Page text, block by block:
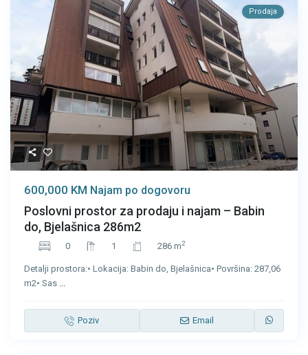
Prodaja
600,000 KM Najam po dogovoru
Poslovni prostor za prodaju i najam – Babin
do, Bjelašnica 286m2
0 1 286 m2
Detalji prostora:• Lokacija: Babin do, Bjelašnica• Površina: 287,06
m2• Sas ...
Poziv Email